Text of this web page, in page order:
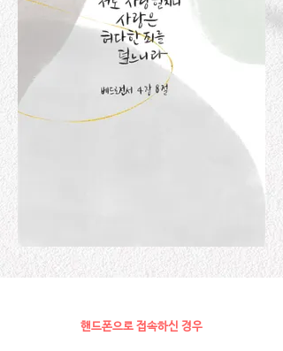
핸드폰으로 접속하신 경우